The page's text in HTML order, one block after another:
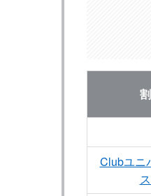
Clubユニ